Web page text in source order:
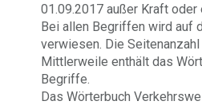
01.09.2017 außer Kraft
Bei allen Begriffen wird auf
verwiesen. Die
Mittlerweile enthält das
Begriffe.
Das Wörterbuch